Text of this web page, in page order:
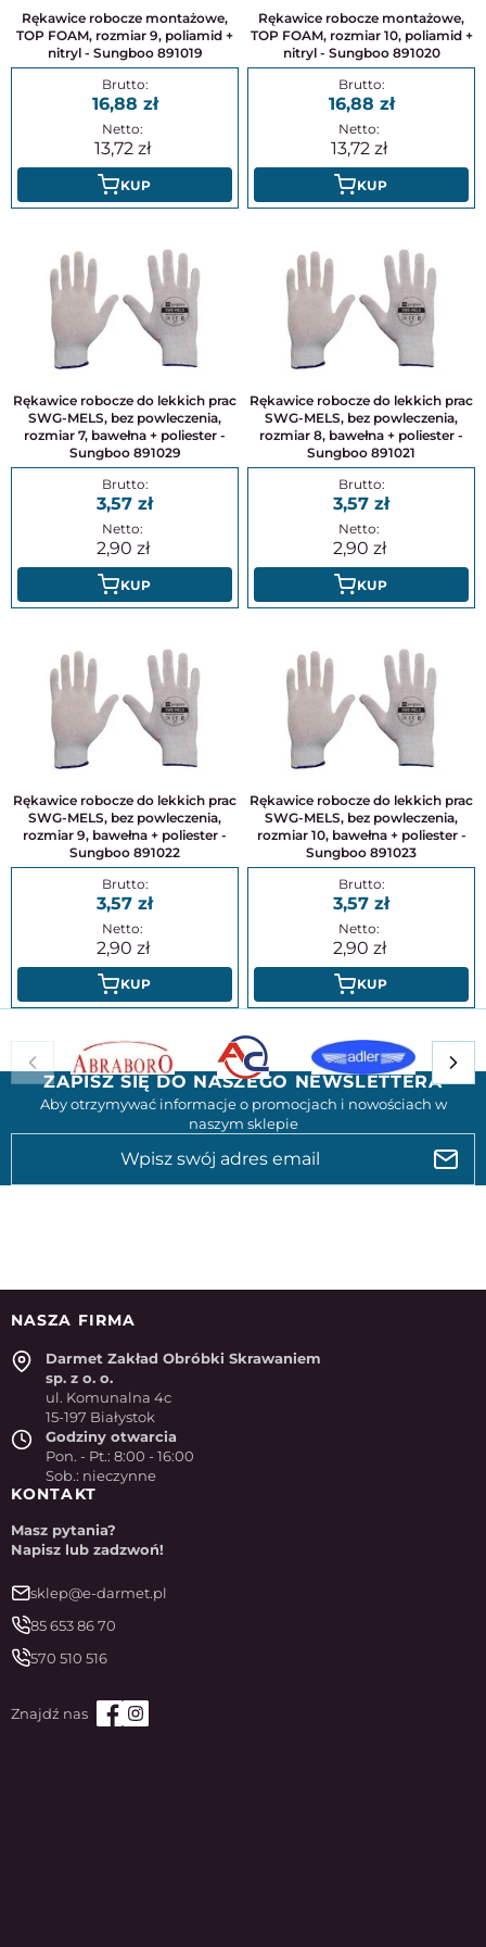
Rękawice robocze montażowe,
TOP FOAM, rozmiar 9, poliamid +
nitryl - Sungboo 891019
16,88
13,72
KUP
Rękawice robocze montażowe,
TOP FOAM, rozmiar 10, poliamid +
nitryl - Sungboo 891020
16,88
13,72
KUP
Rękawice robocze do lekkich prac
SWG-MELS, bez powleczenia,
rozmiar 7, bawełna + poliester -
Sungboo 891029
3,57
2,90
KUP
Rękawice robocze do lekkich prac
SWG-MELS, bez powleczenia,
rozmiar 8, bawełna + poliester -
Sungboo 891021
3,57
2,90
KUP
Rękawice robocze do lekkich prac
SWG-MELS, bez powleczenia,
rozmiar 9, bawełna + poliester -
Sungboo 891022
3,57
2,90
KUP
Rękawice robocze do lekkich prac
SWG-MELS, bez powleczenia,
rozmiar 10, bawełna + poliester -
Sungboo 891023
3,57
2,90
KUP
ZAPISZ SIĘ DO NASZEGO NEWSLETTERA
Aby otrzymywać informacje o promocjach i nowościach w
naszym sklepie
NASZA FIRMA
Darmet Zakład Obróbki Skrawaniem
sp. z o. o.
ul. Komunalna 4c
15-197 Białystok
Godziny otwarcia
Pon. - Pt.: 8:00 - 16:00
Sob.: nieczynne
KONTAKT
Masz pytania?
Napisz lub zadzwoń!
sklep@e-darmet.pl
85 653 86 70
570 510 516